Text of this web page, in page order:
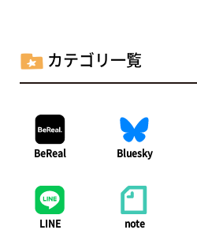
カテゴリ一覧
BeReal Bluesky
LINE note